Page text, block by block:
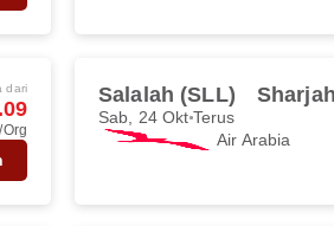
dari
Org
Salalah (SLL)
Sab, 24 Okt Terus
Air Arabia